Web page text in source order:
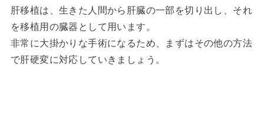
肝移植は、生きた人間から肝臓の一部を切り出し、それ
を移植用の臓器として用います。
非常に大掛かりな手術になるため、まずはその他の方法
で肝硬変に対応していきましょう。